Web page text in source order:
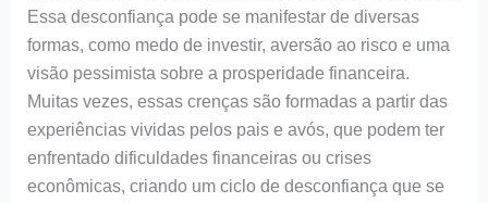
Essa desconfiança pode se manifestar de diversas
formas, como medo de investir, aversão ao risco e uma
visão pessimista sobre a prosperidade financeira.
Muitas vezes, essas crenças são formadas a partir das
experiências vividas pelos pais e avós, que podem ter
enfrentado dificuldades financeiras ou crises
econômicas, criando um ciclo de desconfiança que se